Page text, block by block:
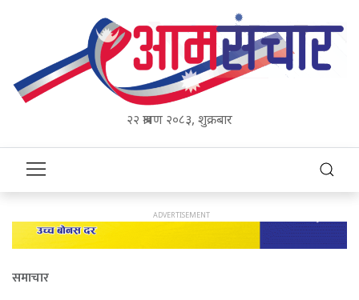
२२ श्रावण २०८३, शुक्रबार
समाचार